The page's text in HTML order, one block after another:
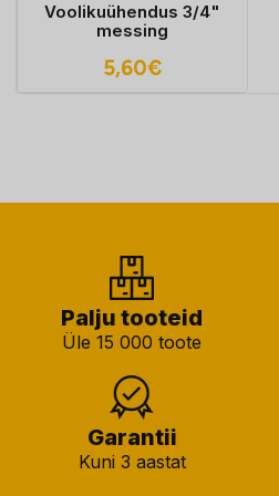
Voolikuühendus 3/4"
messing
5,60€
Palju tooteid
Üle 15 000 toote
Garantii
Kuni 3 aastat